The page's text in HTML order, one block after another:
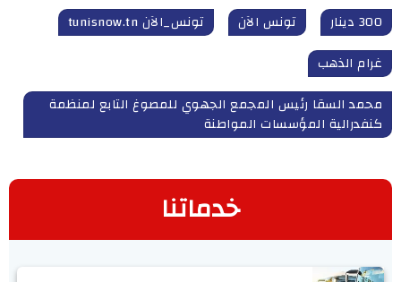
300 دينار تونس الآن
تونس_الآن tunisnow.tn
غرام الذهب
محمد السقا رئيس المجمع الجهوي للمصوغ التابع لمنظمة
كنفدرالية المؤسسات المواطنة
خدماتنا